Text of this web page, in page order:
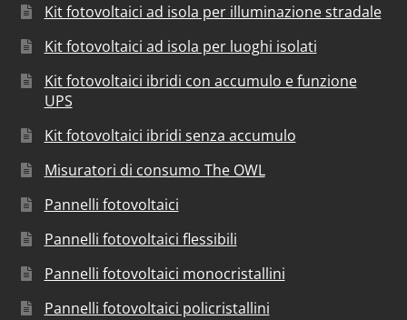
Kit fotovoltaici ad isola per illuminazione stradale
Kit fotovoltaici ad isola per luoghi isolati
Kit fotovoltaici ibridi con accumulo e funzione
UPS
Kit fotovoltaici ibridi senza accumulo
Misuratori di consumo The OWL
Pannelli fotovoltaici
Pannelli fotovoltaici flessibili
Pannelli fotovoltaici monocristallini
Pannelli fotovoltaici policristallini